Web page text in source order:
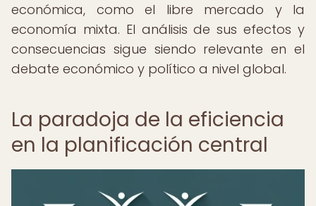
económica, como el libre mercado y la
economía mixta. El análisis de sus efectos y
consecuencias sigue siendo relevante en el
debate económico y político a nivel global.
La paradoja de la eficiencia
en la planificación central